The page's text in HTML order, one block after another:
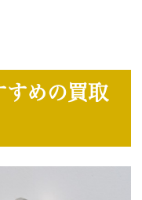
すめの買取